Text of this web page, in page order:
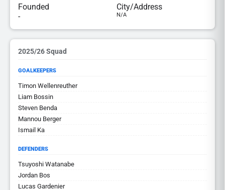
Founded
-
City/Address
N/A
2025/26 Squad
GOALKEEPERS
Timon Wellenreuther
Liam Bossin
Steven Benda
Mannou Berger
Ismail Ka
DEFENDERS
Tsuyoshi Watanabe
Jordan Bos
Lucas Gardenier